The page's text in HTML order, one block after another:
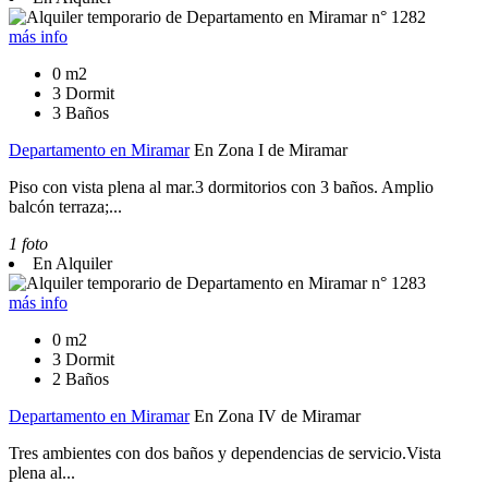
más info
0 m2
3 Dormit
3 Baños
Departamento en Miramar En Zona I de Miramar
Piso con vista plena al mar.3 dormitorios con 3 baños. Amplio
balcón terraza;...
1 foto
En Alquiler
más info
0 m2
3 Dormit
2 Baños
Departamento en Miramar En Zona IV de Miramar
Tres ambientes con dos baños y dependencias de servicio.Vista
plena al...